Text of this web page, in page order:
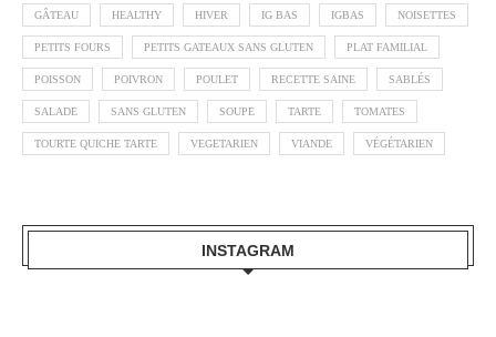
GÂTEAU HEALTHY HIVER IG BAS IGBAS NOISETTES
PETITS FOURS PETITS GATEAUX SANS GLUTEN PLAT FAMILIAL
POISSON POIVRON POULET RECETTE SAINE SABLÉS
SALADE SANS GLUTEN SOUPE TARTE TOMATES
TOURTE QUICHE TARTE VEGETARIEN VIANDE VÉGÉTARIEN
INSTAGRAM